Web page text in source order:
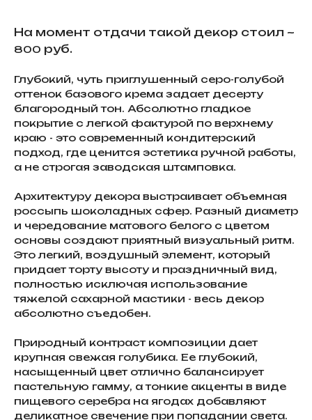
На момент отдачи такой декор стоил ~
800 руб.
Глубокий, чуть приглушенный серо-голубой
оттенок базового крема задает десерту
благородный тон. Абсолютно гладкое
покрытие с легкой фактурой по верхнему
краю - это современный кондитерский
подход, где ценится эстетика ручной работы,
а не строгая заводская штамповка.
Архитектуру декора выстраивает объемная
россыпь шоколадных сфер. Разный диаметр
и чередование матового белого с цветом
основы создают приятный визуальный ритм.
Это легкий, воздушный элемент, который
придает торту высоту и праздничный вид,
полностью исключая использование
тяжелой сахарной мастики - весь декор
абсолютно съедобен.
Природный контраст композиции дает
крупная свежая голубика. Ее глубокий,
насыщенный цвет отлично балансирует
пастельную гамму, а тонкие акценты в виде
пищевого серебра на ягодах добавляют
деликатное свечение при попадании света.